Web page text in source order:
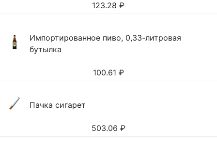
123.28 ₽
Импортированное пиво, 0,33-литровая
бутылка
100.61 ₽
Пачка сигарет
503.06 ₽